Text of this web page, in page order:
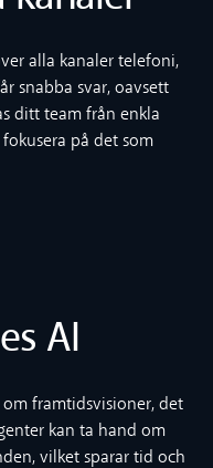
alla kanaler telefoni,
snabba svar, oavsett
ditt team från enkla
på det som
AI
framtidsvisioner, det
kan ta hand om
vilket sparar tid och